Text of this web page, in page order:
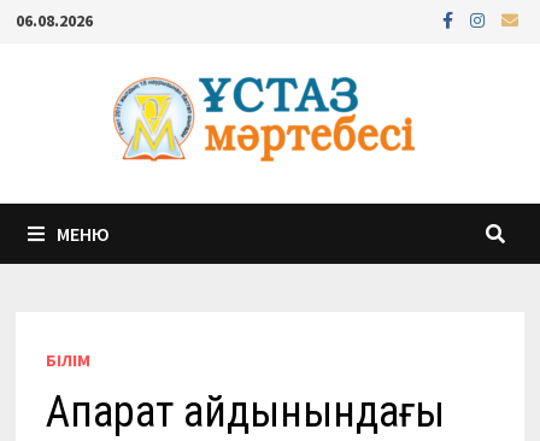
Перейти
содержимому
06.08.2026
МЕНЮ
БІЛІМ
Ақпарат айдынындағы